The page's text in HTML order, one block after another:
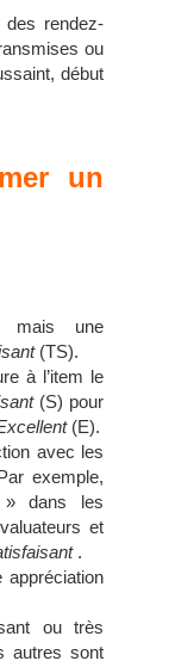
des rendez-
ou
début
un
une
(TS).
à l’item le
(S) pour
(E).
avec les
exemple,
dans les
et
.
ou très
autres sont